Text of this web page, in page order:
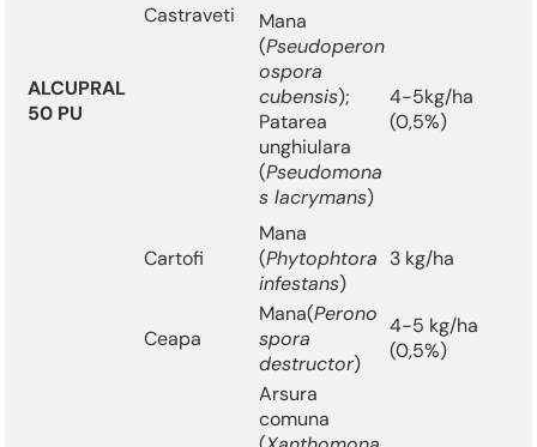
ALCUPRAL
50 PU
Castraveti
Mana
(Pseudoperon
ospora
cubensis);
Patarea
unghiulara
(Pseudomona
s lacrymans)
4-5kg/ha
(0,5%)
Cartofi
Mana
(Phytophtora
infestans)
3 kg/ha
Ceapa
Mana(Perono
spora
destructor)
4-5 kg/ha
(0,5%)
Arsura
comuna